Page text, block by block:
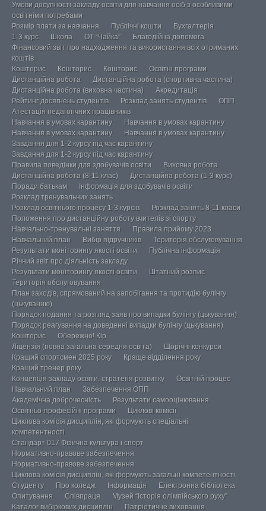
Умови досупності закладу освіти для навчання осіб з особливими
освітніми потребами
Розмір плати за навчання
Публічні кошти
Бухгалтерія
1-3 курс
Школа ОТ “Чайка”
Благодійна допомога
Фінансовий звіт про надходження та використання всіх отриманих
коштів
Кошторис
Кошторис Кошторис
Освітні програми
Дистанційна робота
Дистанційна робота (спортивна частина)
Дистанційна робота (виховна частина)
Акредитація
Рейтинг досягнень студентів
Розклад занять студентів
ОПП
Атестація педагогічних працівників
Навчання в умовах карантину
Навчання в умовах карантину
Навчання в умовах карантину
Навчання в умовах карантину
Завдання для 1-2 курсу під час карантину
Завдання для 1-2 курсу під час карантину
Правила поведінки для здобувачів освіти
Виховна робота
Дистанційна робота (8-11 клас)
Дистанційна робота (1-3 курс)
Поради батькам
Інформація для здобувачів освіти
Розклад тренувальних занять
Розклад освітнього процесу 1-3 курсів
Розклад занять 8-11 класи
Положення про дистанційну роботу вчителів зі спорту
Навчально-тренувальні заняття
Правила прийому 2023
Навчальний план
Вибір підручників
Територія обслуговування
Результати моніторингу якості освіти
Публічна інформація
Річний звіт про діяльність закладу
Результати моніторингу якості освіти
Штатний розпис
Територія обслуговування
План заходів, спрямований на запобігання та протидію булінгу
(цькуванню)
Порядок подання та розгляд заяв про випадки булінгу (цькування)
Порядок реагування на доведенні випадки булінгу (цькування)
Кошторис
Обережно! Кір.
Ліцензія (повна загальна середня освіта)
Щорічні конкурси
Кращий спортсмен 2025 року
Краще відділення року
Кращий тренер року
Концепція закладу освіти, стратегія розвитку
Освітній процес
Навчальний план
Забезпечення ОПП
Академічна доброчесність
Результати самооцінювання
Освітньо-професійні програми
Циклові комісії
Циклова комісія дисциплін, які формують спеціальні
компетентності
Стандарт 017 Фізична культура і спорт
Нормативно-правове забезпечення
Нормативно-правове забезпечення
Циклова комісія дисциплін, які формують загальні компетентності
Студенту
Про коледж Інформація
Електронна бібліотека
Опитування
Співпраця
Музей “Історія олімпійського руху”
Каталог вибіркових дисциплін
Патріотичне виховання